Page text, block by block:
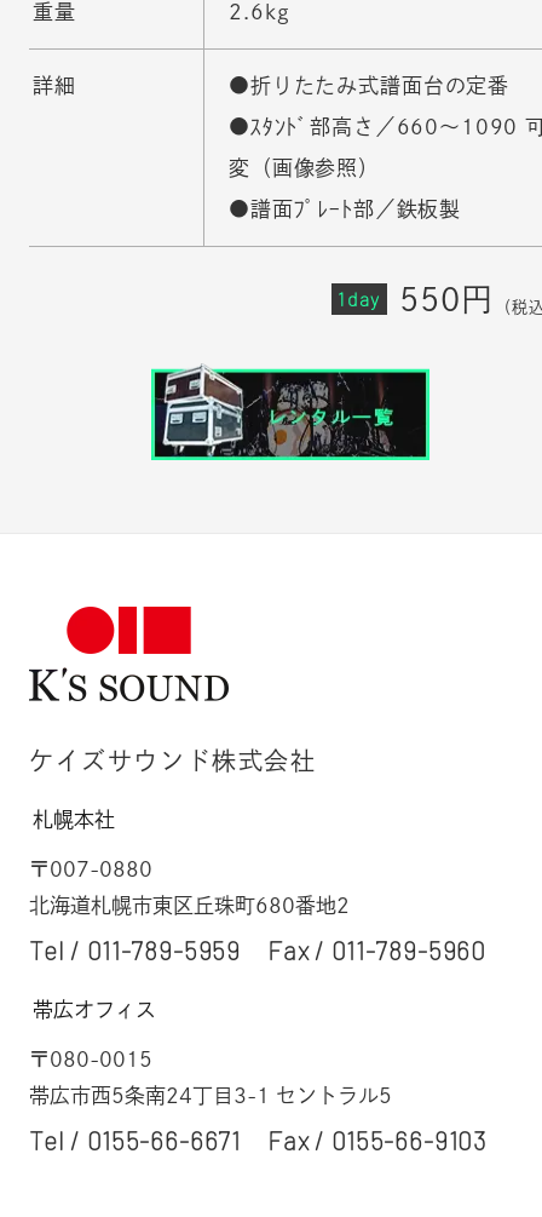
重量 2.6kg
詳細
●折りたたみ式譜面台の定番
●ｽﾀﾝﾄﾞ部高さ／660〜1090
変（画像参照）
●譜面ﾌﾟﾚｰﾄ部／鉄板製
1day 550円 （税
ケイズサウンド株式会社
札幌本社
〒007-0880
北海道札幌市東区丘珠町680番地2
Tel / 011-789-5959 Fax / 011-789-5960
帯広オフィス
〒080-0015
帯広市西5条南24丁目3-1 セントラル5
Tel / 0155-66-6671 Fax / 0155-66-9103